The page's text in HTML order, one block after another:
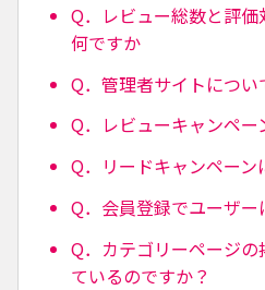
Q．レビュー総数と評
何ですか
Q．管理者サイトについ
Q．レビューキャンペー
Q．リードキャンペーン
Q．会員登録でユーザ
Q．カテゴリーページ
ているのですか？